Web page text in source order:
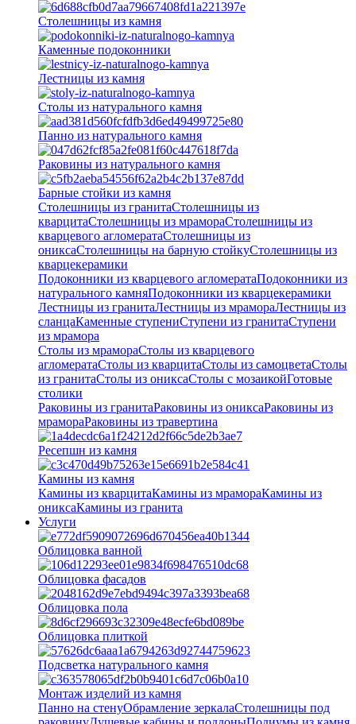
Столешницы из камня
Каменные подоконники
Лестницы из камня
Столы из натурального камня
Панно из натурального камня
Раковины из натурального камня
Барные стойки из камня
Столешницы из гранитаСтолешницы из
кварцитаСтолешницы из мрамораСтолешницы из
кварцевого агломератаCтолешницы из
ониксаСтолешницы на барную стойкуСтолешницы из
кварцекерамики
Подоконники из кварцевого агломератаПодоконники из
натурального камняПодоконники из кварцекерамики
Лестницы из гранитаЛестницы из мрамораЛестницы из
сланцаКаменные ступениСтупени из гранитаСтупени
из мрамора
Столы из мрамораСтолы из кварцевого
агломератаСтолы из кварцитаСтолы из самоцветаСтолы
из гранитаСтолы из ониксаСтолы с мозаикойГотовые
столики
Раковины из гранитаРаковины из ониксаРаковины из
мрамораРаковины из травертина
Ресепшн из камня
Камины из камня
Камины из кварцитаКамины из мрамораКамины из
ониксаКамины из гранита
Услуги
Облицовка ванной
Облицовка фасадов
Облицовка пола
Облицовка плиткой
Подсветка натурального камня
Монтаж изделий из камня
Панно на стенуОбрамление зеркалаСтолешницы под